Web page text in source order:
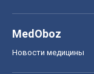
MedOboz
Новости медицины